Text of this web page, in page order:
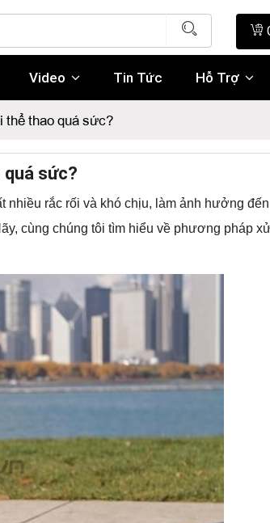
Video Tin Tức Hỗ Trợ
thể thao quá sức?
sức?
nhiều rắc rối và khó chịu, làm ảnh hưởng đến
cùng chúng tôi tìm hiểu về phương pháp